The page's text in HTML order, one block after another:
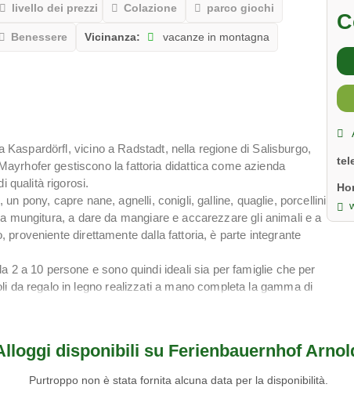
livello dei prezzi Colazione parco giochi
Benessere Vicinanza: vacanze in montagna
vicino a Radstadt, nella regione di Salisburgo,
gestiscono la fattoria didattica come azienda
qualità rigorosi.
pony, capre nane, agnelli, conigli, galline, quaglie, porcellini
mungitura, a dare da mangiare e accarezzare gli animali e a
direttamente dalla fattoria, è parte integrante
2 a 10 persone e sono quindi ideali sia per famiglie che per
da regalo in legno realizzati a mano completa la gamma di
e diversi laghi balneabili. In inverno, l'Arnoldgut si trova
Le terme di Amadé sono disponibili come opzione
disponibili su Ferienbauernhof
Purtroppo non è stata fornita alcuna data per la disponibilità.